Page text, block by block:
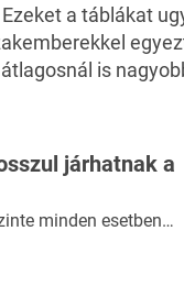
a táblákat
is
járhatnak a
minden esetben…